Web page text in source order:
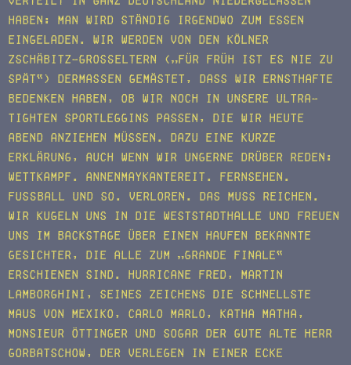
haben: Man wird ständig irgendwo zum Essen
eingeladen. Wir werden von den kölner
Zschäbitz-Großeltern („Für Früh ist es nie zu
spät“) dermaßen gemästet, dass wir ernsthafte
Bedenken haben, ob wir noch in unsere ultra-
tighten Sportleggins passen, die wir heute
Abend anziehen müssen. Dazu eine kurze
Erklärung, auch wenn wir ungerne drüber reden:
Wettkampf. AnnenMayKantereit. Fernsehen.
Fußball und so. Verloren. Das muss reichen.
Wir kugeln uns in die Weststadthalle und freuen
uns im Backstage über einen Haufen bekannte
Gesichter, die alle zum „Grande Finale“
erschienen sind. Hurricane Fred, Martin
Lamborghini, seines Zeichens die schnellste
Maus von Mexiko, Carlo Marlo, Katha Matha,
Monsieur Öttinger und sogar der gute alte Herr
Gorbatschow, der verlegen in einer Ecke